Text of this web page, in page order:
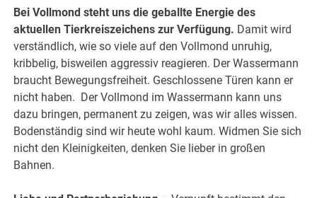
Bei Vollmond steht uns die geballte Energie des
aktuellen Tierkreiszeichens zur Verfügung. Damit wird
verständlich, wie so viele auf den Vollmond unruhig,
kribbelig, bisweilen aggressiv reagieren. Der Wassermann
braucht Bewegungsfreiheit. Geschlossene Türen kann er
nicht haben. Der Vollmond im Wassermann kann uns
dazu bringen, permanent zu zeigen, was wir alles wissen.
Bodenständig sind wir heute wohl kaum. Widmen Sie sich
nicht den Kleinigkeiten, denken Sie lieber in großen
Bahnen.